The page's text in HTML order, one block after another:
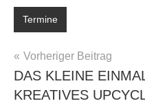
Termine
Vorheriger Beitrag
DAS KLEINE
KREATIVES